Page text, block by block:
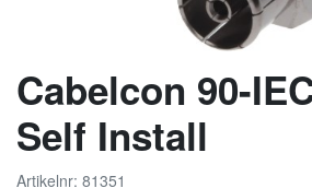
Cabelcon 90-
Self Install
Artikelnr: 81351